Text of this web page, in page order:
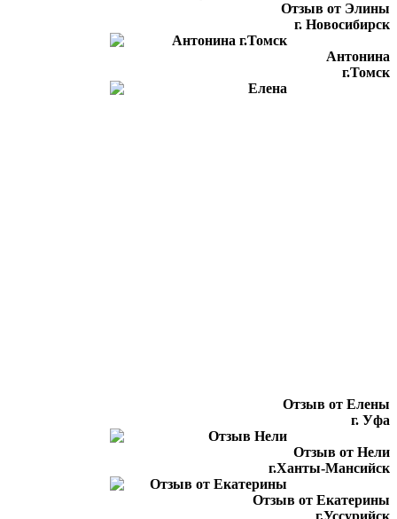
Отзыв от Элины
г. Новосибирск
Антонина
г.Томск
Отзыв от Елены
г. Уфа
Отзыв от Нели
г.Ханты-Мансийск
Отзыв от Екатерины
г.Уссурийск